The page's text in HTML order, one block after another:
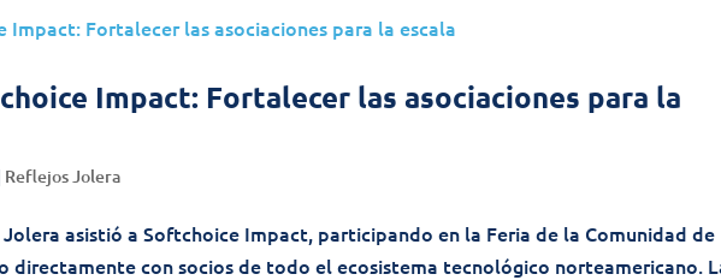
Impact: Fortalecer las asociaciones para la
Reflejos Jolera
asistió a Softchoice Impact, participando en la Feria de la Comunidad de
directamente con socios de todo el ecosistema tecnológico norteamericano.